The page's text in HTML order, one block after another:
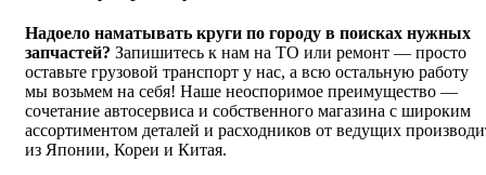
Надоело наматывать круги по городу в поисках нужных
запчастей? Запишитесь к нам на ТО или ремонт — просто
оставьте грузовой транспорт у нас, а всю остальную работу
мы возьмем на себя! Наше неоспоримое преимущество —
сочетание автосервиса и собственного магазина с широким
ассортиментом деталей и расходников от ведущих
из Японии, Кореи и Китая.